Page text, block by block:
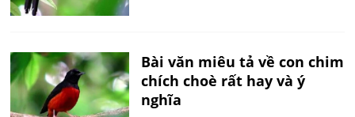
Bài văn miêu tả về con chim
chích choè rất hay và ý
nghĩa